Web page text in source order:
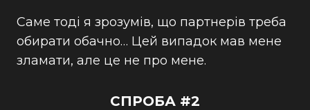
Саме тоді я зрозумів, що партнерів треба
обирати обачно… Цей випадок мав мене
зламати, але це не про мене.
СПРОБА #2